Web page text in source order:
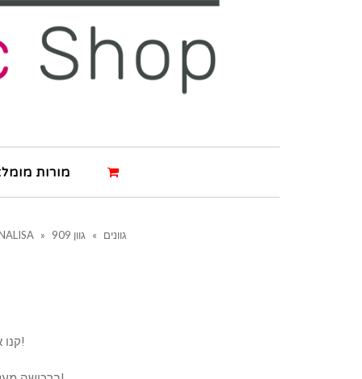
מורות
» גוונים » גוון 909
קנו את המוצר ותרוויחו 2 נקודות!